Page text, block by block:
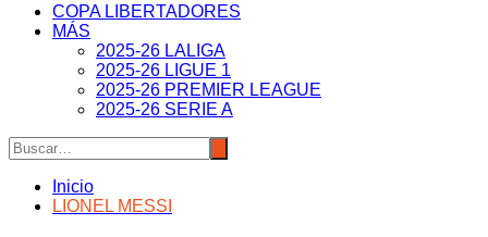
COPA LIBERTADORES
MÁS
2025-26 LALIGA
2025-26 LIGUE 1
2025-26 PREMIER LEAGUE
2025-26 SERIE A
Inicio
LIONEL MESSI